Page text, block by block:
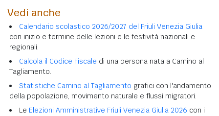
Vedi anche
Calendario scolastico 2026/2027 del Friuli Venezia Giulia
con inizio e termine delle lezioni e le festività nazionali e
regionali.
Calcola il Codice Fiscale di una persona nata a Camino al
Tagliamento.
Statistiche Camino al Tagliamento grafici con l'andamento
della popolazione, movimento naturale e flussi migratori.
Le Elezioni Amministrative Friuli Venezia Giulia 2026 con i